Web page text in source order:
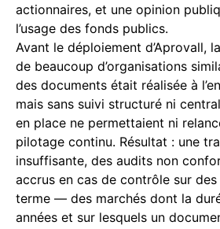
actionnaires, et une opinion
l’usage des fonds publics.
Avant le déploiement d’Aprovall,
de beaucoup d’organisations
des documents était réalisée à
mais sans suivi structuré ni
en place ne permettaient ni
pilotage continu. Résultat : une
insuffisante, des audits non
accrus en cas de contrôle sur
terme — des marchés dont la
années et sur lesquels un